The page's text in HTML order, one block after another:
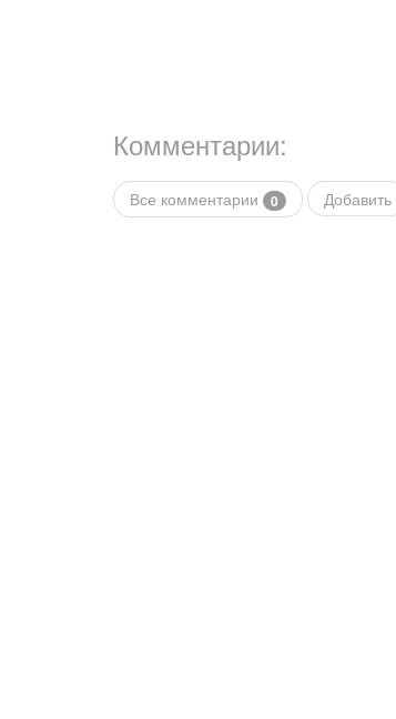
Комментарии:
Все комментарии 0 Добавить